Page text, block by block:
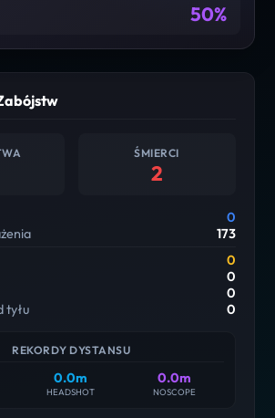
50%
ŚMIERCI
2
0
173
0
0
0
tyłu
0
REKORDY DYSTANSU
0.0m
HEADSHOT
0.0m
NOSCOPE